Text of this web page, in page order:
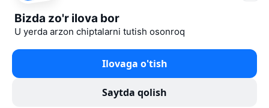
Matbuot markazi
Travelpayouts
Hamkorlik dasturi
Media Yo'lovchi
aviasales.uz Sayohat mediasi
Bizda zo'r ilova bor
U yerda arzon chiptalarni tutish osonroq
Ilovaga o'tish
Saytda qolish